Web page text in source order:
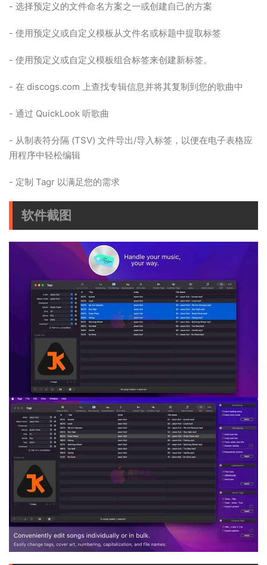
- 选择预定义的文件命名方案之一或创建自己的方案
- 使用预定义或自定义模板从文件名或标题中提取标签
- 使用预定义或自定义模板组合标签来创建新标签。
- 在 discogs.com 上查找专辑信息并将其复制到您的歌曲中
- 通过 QuickLook 听歌曲
- 从制表符分隔 (TSV) 文件导出/导入标签，以便在电子表格应
用程序中轻松编辑
- 定制 Tagr 以满足您的需求
软件截图